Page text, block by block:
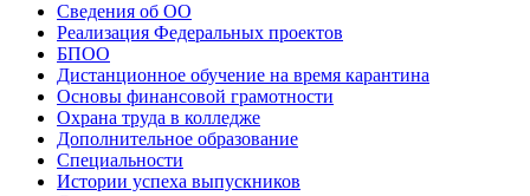
Сведения об ОО
Реализация Федеральных проектов
БПОО
Дистанционное обучение на время карантина
Основы финансовой грамотности
Охрана труда в колледже
Дополнительное образование
Специальности
Истории успеха выпускников